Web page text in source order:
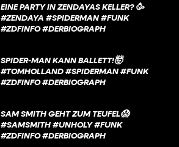
EINE PARTY IN ZENDAYAS KELLER? 🥳
#ZENDAYA #SPIDERMAN #FUNK
#ZDFINFO #DERBIOGRAPH
SPIDER-MAN KANN BALLETT!🤯
#TOMHOLLAND #SPIDERMAN #FUNK
#ZDFINFO #DERBIOGRAPH
SAM SMITH GEHT ZUM TEUFEL😱
#SAMSMITH #UNHOLY #FUNK
#ZDFINFO #DERBIOGRAPH